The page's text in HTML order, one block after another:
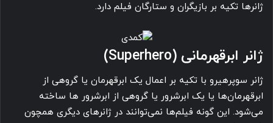
ژانرها تکیه بر بازیگران و ستارگان فیلم دارد.
ژانر ابرقهرمانی (Superhero)
ژانر سوپرهیرو با تکیه بر اعمال یک ابرقهرمان یا گروهی از
ابرقهرمان‌ها یا یک ابرشرور یا گروهی از ابرشرور ها ساخته
می‌شود. این گونه فیلم‌ها نمی‌توانند در ژانرهای دیگری همچون